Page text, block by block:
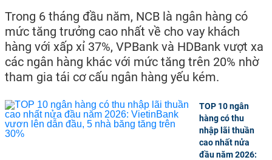
Trong 6 tháng đầu năm, NCB là ngân hàng có
mức tăng trưởng cao nhất về cho vay khách
hàng với xấp xỉ 37%, VPBank và HDBank vượt xa
các ngân hàng khác với mức tăng trên 20% nhờ
tham gia tái cơ cấu ngân hàng yếu kém.
TOP 10 ngân
hàng có thu
nhập lãi thuần
cao nhất nửa
đầu năm 2026: